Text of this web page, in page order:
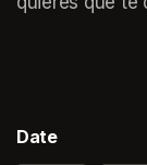
Date